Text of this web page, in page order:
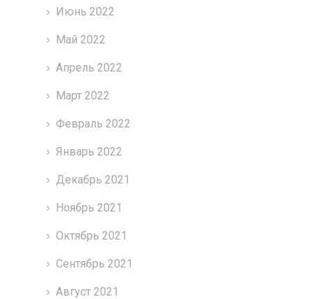
Июнь 2022
Май 2022
Апрель 2022
Март 2022
Февраль 2022
Январь 2022
Декабрь 2021
Ноябрь 2021
Октябрь 2021
Сентябрь 2021
Август 2021